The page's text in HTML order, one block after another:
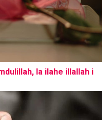
la ilahe illallah i